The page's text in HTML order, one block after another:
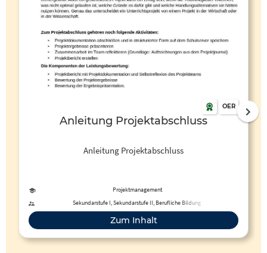
OER
Anleitung Projektabschluss
Anleitung Projektabschluss
Projektmanagement
Sekundarstufe I, Sekundarstufe II, Berufliche Bildung
Zum Inhalt